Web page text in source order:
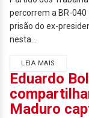
percorrem a BR-
prisão do ex-
nesta...
LEIA MAIS
Eduardo
Maduro